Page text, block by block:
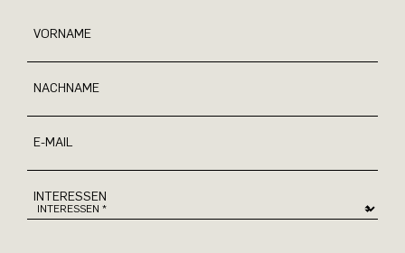
VORNAME
NACHNAME
E-MAIL
INTERESSEN